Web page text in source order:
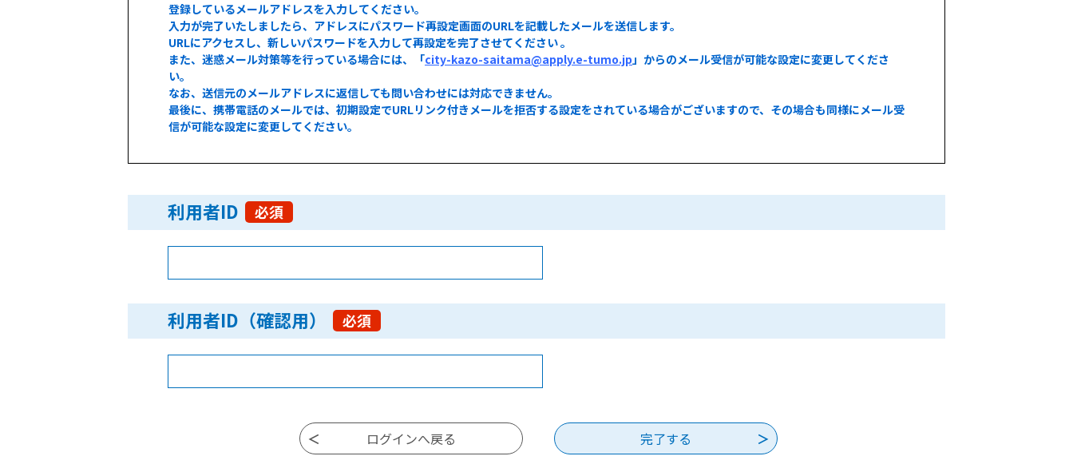
登録しているメールアドレスを入力してください。
入力が完了いたしましたら、アドレスにパスワード再設定画面のURLを記載したメールを送信します。
URLにアクセスし、新しいパスワードを入力して再設定を完了させてください 。
また、迷惑メール対策等を行っている場合には、「city-kazo-saitama@apply.e-tumo.jp」からのメール受信が可能な設定に変更してくださ
い。
なお、送信元のメールアドレスに返信しても問い合わせには対応できません。
最後に、携帯電話のメールでは、初期設定でURLリンク付きメールを拒否する設定をされている場合がございますので、その場合も同様にメール受
信が可能な設定に変更してください。
利用者ID 必須
利用者ID（確認用） 必須